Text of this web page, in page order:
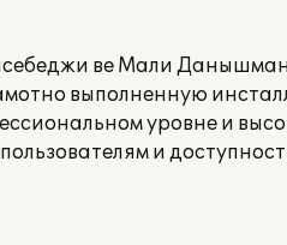
ве Мали
выполненную
уровне и
и